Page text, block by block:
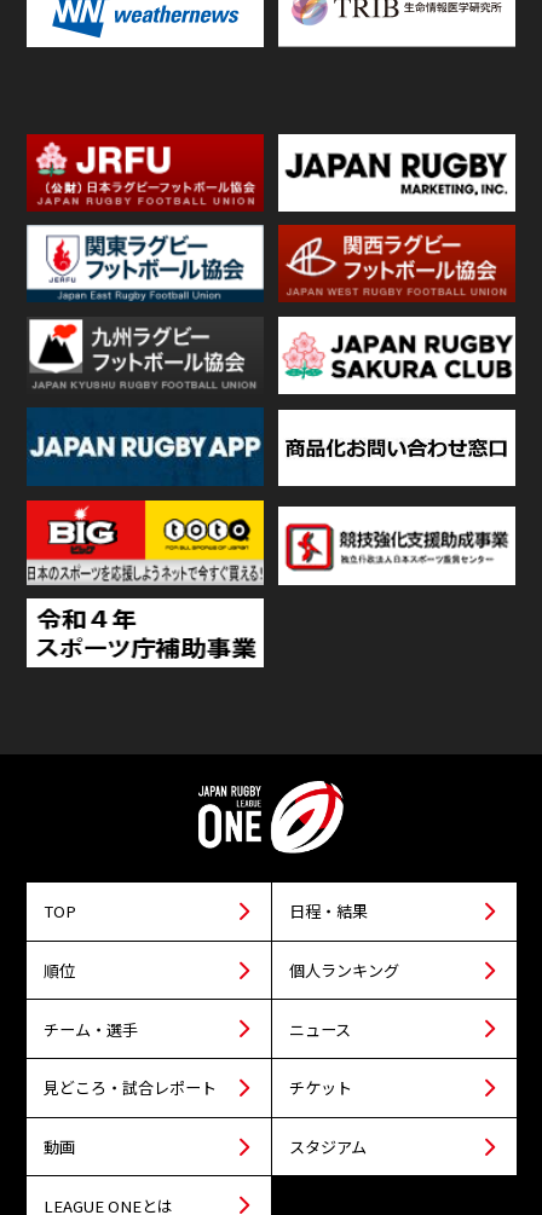
TOP 日程・結果
順位 個人ランキング
チーム・選手 ニュース
見どころ・試合レポート チケット
動画 スタジアム
LEAGUE ONEとは